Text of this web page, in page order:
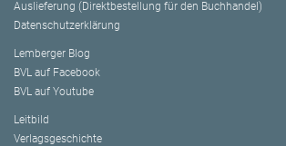
Auslieferung (Direktbestellung für den Buchhandel)
Datenschutzerklärung
Lemberger Blog
BVL auf Facebook
BVL auf Youtube
Leitbild
Verlagsgeschichte